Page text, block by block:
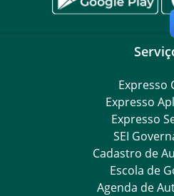
Expresso
Expresso
Expresso
SEI
Cadastro de
Escola de
Agenda de